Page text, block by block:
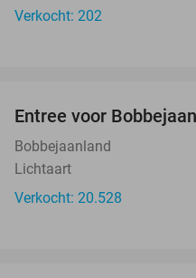
Verkocht: 202
Entree voor
Bobbejaanland
Lichtaart
Verkocht: 20.528